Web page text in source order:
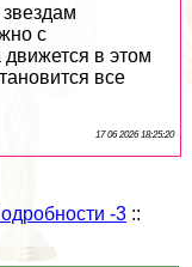
с
движется в этом
все
17 06 2026 18:25:20
-3 ::